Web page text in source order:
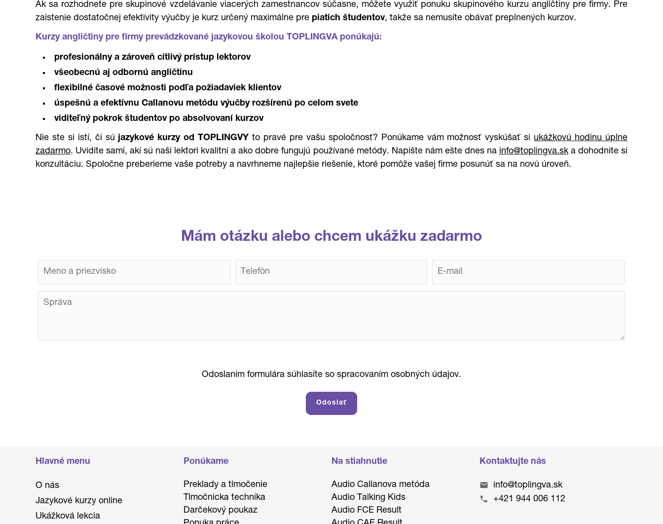
Ak sa rozhodnete pre skupinové vzdelávanie viacerých zamestnancov súčasne, môžete využiť ponuku skupinového kurzu angličtiny pre firmy. Pre
zaistenie dostatočnej efektivity výučby je kurz určený maximálne pre piatich študentov, takže sa nemusíte obávať preplnených kurzov.
Kurzy angličtiny pre firmy prevádzkované jazykovou školou TOPLINGVA ponúkajú:
profesionálny a zároveň citlivý prístup lektorov
všeobecnú aj odbornú angličtinu
flexibilné časové možnosti podľa požiadaviek klientov
úspešnú a efektívnu Callanovu metódu výučby rozšírenú po celom svete
viditeľný pokrok študentov po absolvovaní kurzov
Nie ste si istí, či sú jazykové kurzy od TOPLINGVY to pravé pre vašu spoločnosť? Ponúkame vám možnosť vyskúšať si ukážkovú hodinu úplne
zadarmo. Uvidíte sami, akí sú naši lektori kvalitní a ako dobre fungujú používané metódy. Napíšte nám ešte dnes na info@toplingva.ska dohodnite si
konzultáciu. Spoločne preberieme vaše potreby a navrhneme najlepšie riešenie, ktoré pomôže vašej firme posunúť sa na novú úroveň.
Mám otázku alebo chcem ukážku zadarmo
Odoslaním formulára súhlasíte so spracovaním osobných údajov.
Hlavné menu
O nás
Jazykové kurzy online
Ukážková lekcia
Ponúkame
Preklady a tlmočenie
Tlmočnícka technika
Darčekový poukaz
Na stiahnutie
Audio Callanova metóda
Audio Talking Kids
Audio FCE Result
Kontaktujte nás
info@toplingva.sk
+421 944 006 112